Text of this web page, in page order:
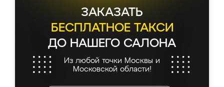
ЗАКАЗАТЬ
БЕСПЛАТНОЕ ТАКСИ
ДО НАШЕГО САЛОНА
Из любой точки Москвы и
Московской области!